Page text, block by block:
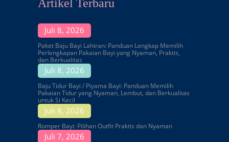
Artikel Terbaru
Juli 8, 2026
Paket Baju Bayi Lahiran: Panduan Lengkap Memilih
Perlengkapan Pakaian Bayi yang Nyaman, Praktis,
dan Berkualitas
Juli 8, 2026
Baju Tidur Bayi / Piyama Bayi: Panduan Memilih
Pakaian Tidur yang Nyaman, Lembut, dan Berkualitas
untuk Si Kecil
Juli 8, 2026
Romper Bayi: Pilihan Outfit Praktis dan Nyaman
Juli 7, 2026